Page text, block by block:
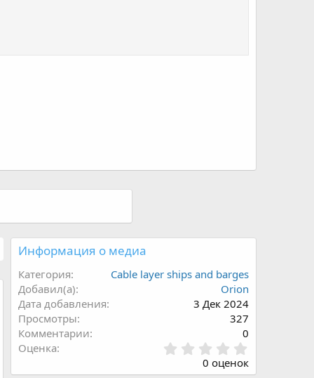
Информация о медиа
Категория
Cable layer ships and barges
Добавил(а)
Orion
Дата добавления
3 Дек 2024
Просмотры
327
Комментарии
0
Оценка
.
0
0 оценок